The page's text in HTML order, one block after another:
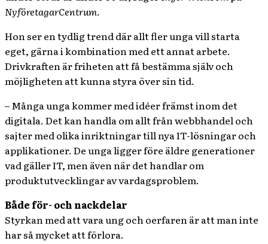
NyföretagarCentrum.
Hon ser en tydlig trend där allt fler unga vill starta
eget, gärna i kombination med ett annat arbete.
Drivkraften är friheten att få bestämma själv och
möjligheten att kunna styra över sin tid.
– Många unga kommer med idéer främst inom det
digitala. Det kan handla om allt från webbhandel och
sajter med olika inriktningar till nya IT-lösningar och
applikationer. De unga ligger före äldre generationer
vad gäller IT, men även när det handlar om
produktutvecklingar av vardagsproblem.
Både för- och nackdelar
Styrkan med att vara ung och oerfaren är att man inte
har så mycket att förlora.